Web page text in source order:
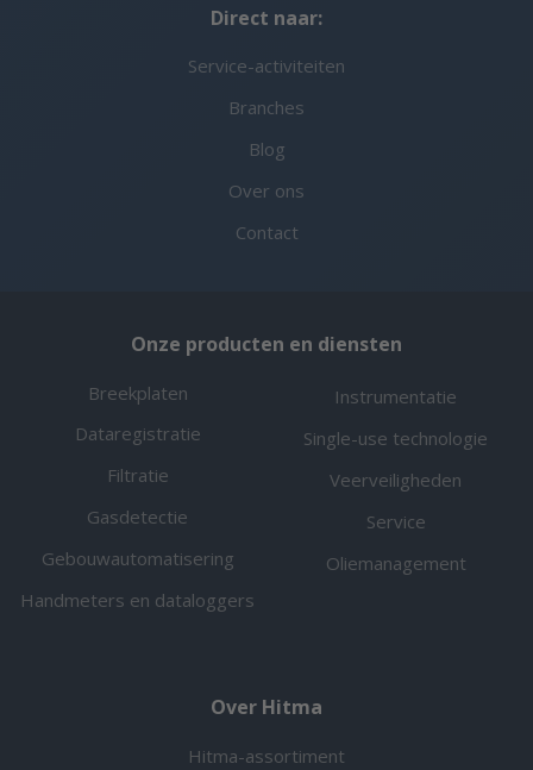
Direct naar:
Service-activiteiten
Branches
Blog
Over ons
Contact
Onze producten en diensten
Breekplaten
Dataregistratie
Filtratie
Gasdetectie
Gebouwautomatisering
Handmeters en dataloggers
Instrumentatie
Single-use technologie
Veerveiligheden
Service
Oliemanagement
Over Hitma
Hitma-assortiment